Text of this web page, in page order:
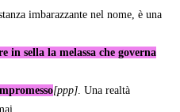
imbarazzante nel nome, è una
in sella la melassa che governa
[ppp]. Una realtà